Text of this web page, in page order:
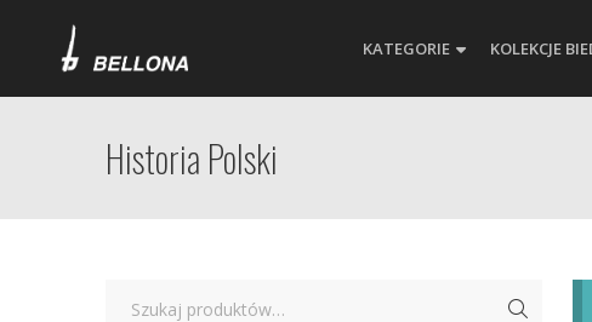
KATEGORIE KOLEKCJE
Historia Polski